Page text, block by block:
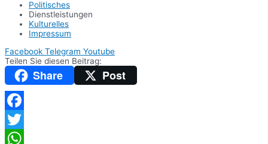
Politisches
Dienstleistungen
Kulturelles
Impressum
Facebook Telegram Youtube
Teilen Sie diesen Beitrag:
Share Post
Facebook
Twitter